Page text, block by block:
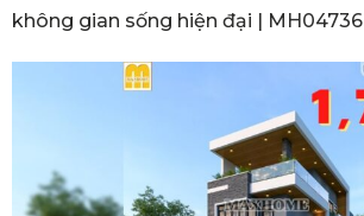
không gian sống hiện đại | MH04736